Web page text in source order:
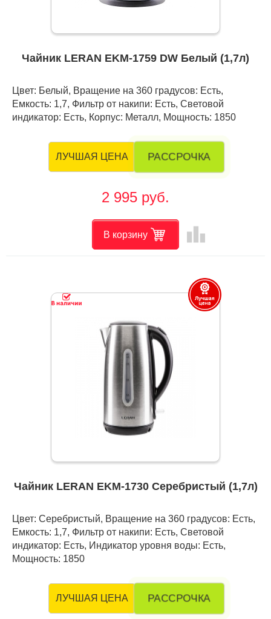
Чайник LERAN EKM-1759 DW Белый (1,7л)
Цвет: Белый, Вращение на 360 градусов: Есть,
Емкость: 1,7, Фильтр от накипи: Есть, Световой
индикатор: Есть, Корпус: Металл, Мощность: 1850
ЛУЧШАЯ ЦЕНА РАССРОЧКА
2 995 руб.
В корзину leaderboard
Чайник LERAN EKM-1730 Серебристый (1,7л)
Цвет: Серебристый, Вращение на 360 градусов: Есть,
Емкость: 1,7, Фильтр от накипи: Есть, Световой
индикатор: Есть, Индикатор уровня воды: Есть,
Мощность: 1850
ЛУЧШАЯ ЦЕНА РАССРОЧКА